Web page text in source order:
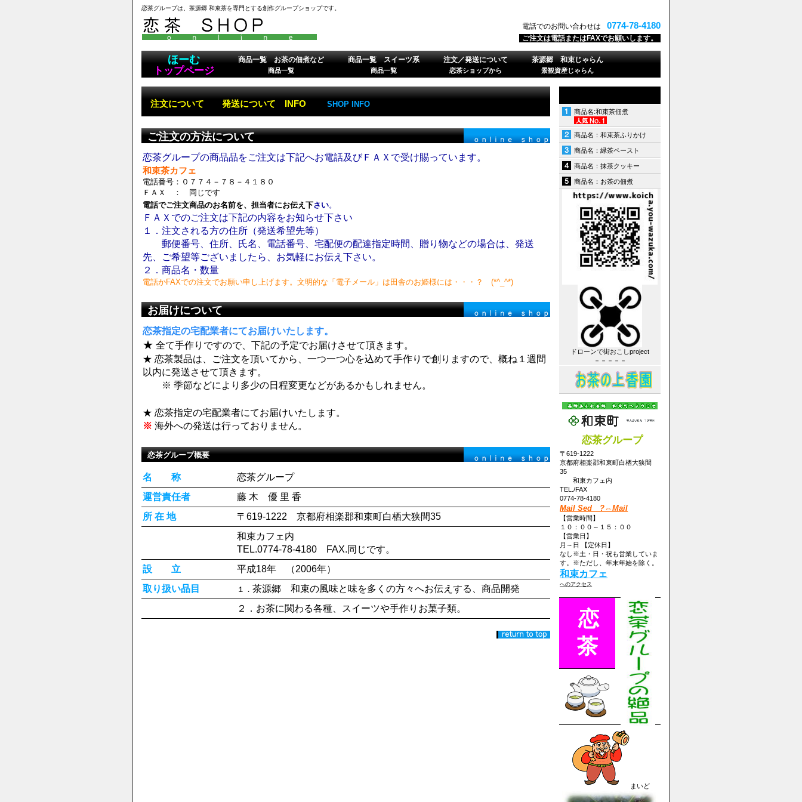
恋茶グループは、茶源郷 和束茶を専門とする創作グループショップです。
電話でのお問い合わせは 0774-78-4180
ご注文は電話またはFAXでお願いします。
注文について 発送について INFO SHOP INFO
ご注文の方法について
恋茶グループの商品品をご注文は下記へお電話及びＦＡＸで受け賜っています。
和束茶カフェ
電話番号：０７７４－７８－４１８０
ＦＡＸ ： 同じです
電話でご注文商品のお名前を、担当者にお伝え下さい。
ＦＡＸでのご注文は下記の内容をお知らせ下さい
１．注文される方の住所（発送希望先等）
郵便番号、住所、氏名、電話番号、宅配便の配達指定時間、贈り物などの場合は、発送
先、ご希望等ございましたら、お気軽にお伝え下さい。
２．商品名・数量
電話かFAXでの注文でお願い申し上げます。文明的な「電子メール」は田舎のお姫様には・・・？ (*^_^*)
お届けについて
恋茶指定の宅配業者にてお届けいたします。
★ 全て手作りですので、下記の予定でお届けさせて頂きます。
★ 恋茶製品は、ご注文を頂いてから、一つ一つ心を込めて手作りで創りますので、概ね１週間
以内に発送させて頂きます。
※ 季節などにより多少の日程変更などがあるかもしれません。
★ 恋茶指定の宅配業者にてお届けいたします。
※ 海外への発送は行っておりません。
恋茶グループ概要
名 称
恋茶グループ
運営責任者
藤 木 優 里 香
所 在 地
〒619-1222 京都府相楽郡和束町白栖大狭間35
和束カフェ内
TEL.0774-78-4180 FAX.同じです。
設 立
平成18年 （2006年）
取り扱い品目
１． 茶源郷 和束の風味と味を多くの方々へお伝えする、商品開発
２．お茶に関わる各種、スイーツや手作りお菓子類。
ほーむ
トップページ
商品一覧 お茶の佃煮など
商品一覧
商品一覧 スイーツ系
商品一覧
注文／発送について
恋茶ショップから
茶源郷 和束じゃらん
景観資産じゃらん
商品名:和束茶佃煮
商品名：和束茶ふりかけ
商品名：緑茶ペースト
商品名：抹茶クッキー
商品名：お茶の佃煮
ドローンで街おこしproject
－－－－－
恋茶グループ
〒619-1222
京都府相楽郡和束町白栖大狭間
35
和束カフェ内
TEL./FAX
0774-78-4180
Mail Sed ?⇔Mail
【営業時間】
１０：００～１５：００
【営業日】
月～日 【定休日】
なし※土・日・祝も営業していま
す。※ただし、年末年始を除く。
和束カフェ
へのアクセス
恋
茶
まいど